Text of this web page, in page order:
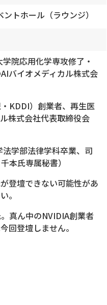
トホール（ラウンジ）
学院応用化学専攻修了・
バイオメディカル株式会
・KDDI）創業者、再生医
株式会社代表取締役会
法学部法律学科卒業、司
本氏専属秘書）
登壇できない可能性があ
。
真ん中のNVIDIA創業者
回登壇しません。